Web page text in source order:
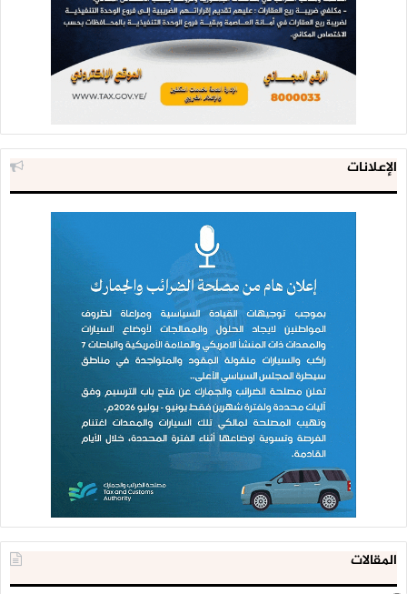
الإعلانات
المقالات